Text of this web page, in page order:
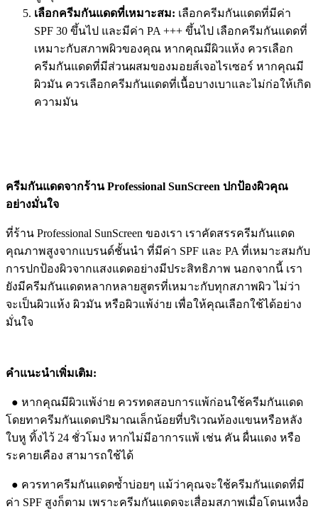
เลือกครีมกันแดดที่เหมาะสม: เลือกครีมกันแดดที่มีค่า
SPF 30 ขึ้นไป และมีค่า PA +++ ขึ้นไป เลือกครีมกันแดดที่
เหมาะกับสภาพผิวของคุณ หากคุณมีผิวแห้ง ควรเลือก
ครีมกันแดดที่มีส่วนผสมของมอยส์เจอไรเซอร์ หากคุณมี
ผิวมัน ควรเลือกครีมกันแดดที่เนื้อบางเบาและไม่ก่อให้เกิด
ความมัน
ครีมกันแดดจากร้าน Professional SunScreen ปกป้องผิวคุณ
อย่างมั่นใจ
ที่ร้าน Professional SunScreen ของเรา เราคัดสรรครีมกันแดด
คุณภาพสูงจากแบรนด์ชั้นนำ ที่มีค่า SPF และ PA ที่เหมาะสมกับ
การปกป้องผิวจากแสงแดดอย่างมีประสิทธิภาพ นอกจากนี้ เรา
ยังมีครีมกันแดดหลากหลายสูตรที่เหมาะกับทุกสภาพผิว ไม่ว่า
จะเป็นผิวแห้ง ผิวมัน หรือผิวแพ้ง่าย เพื่อให้คุณเลือกใช้ได้อย่าง
มั่นใจ
คำแนะนำเพิ่มเติม:
● หากคุณมีผิวแพ้ง่าย ควรทดสอบการแพ้ก่อนใช้ครีมกันแดด
โดยทาครีมกันแดดปริมาณเล็กน้อยที่บริเวณท้องแขนหรือหลัง
ใบหู ทิ้งไว้ 24 ชั่วโมง หากไม่มีอาการแพ้ เช่น คัน ผื่นแดง หรือ
ระคายเคือง สามารถใช้ได้
● ควรทาครีมกันแดดซ้ำบ่อยๆ แม้ว่าคุณจะใช้ครีมกันแดดที่มี
ค่า SPF สูงก็ตาม เพราะครีมกันแดดจะเสื่อมสภาพเมื่อโดนเหงื่อ